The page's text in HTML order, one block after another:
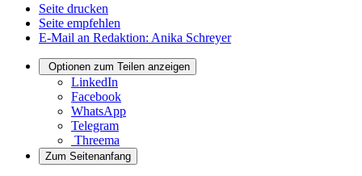
Seite drucken
Seite empfehlen
E-Mail an Redaktion: Anika Schreyer
Optionen zum Teilen anzeigen
LinkedIn
Facebook
WhatsApp
Telegram
Threema
Zum Seitenanfang